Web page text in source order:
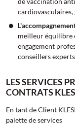
cardiovasculaires,
meilleur équilibre
engagement
conseillers
LES SERVICES
CONTRATS
En tant de Client
palette de services